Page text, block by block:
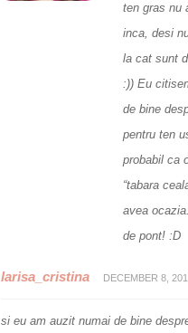
ten gras nu
inca, desi
la cat sunt
:)) Eu
de bine
pentru ten
probabil ca
“tabara
avea
de pont! :D
larisa_cristina DECEMBER 8,
si eu am auzit numai de bine